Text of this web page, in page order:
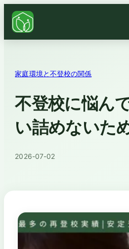
家庭環境と不登校の関係
不登校に悩ん
い詰めないた
2026-07-02